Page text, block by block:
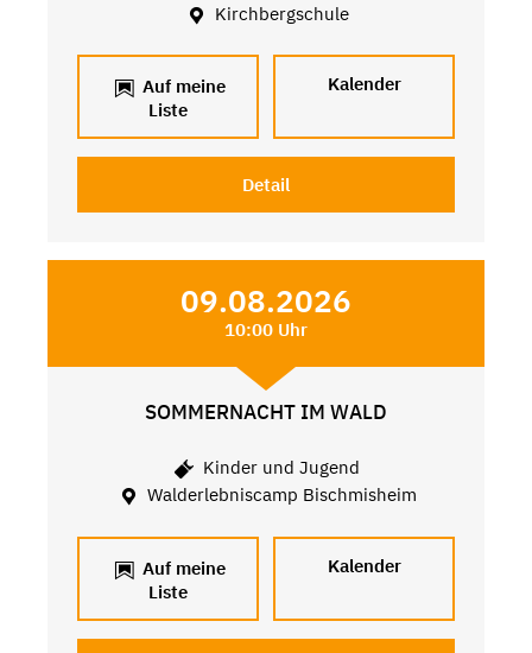
Kirchbergschule
Auf meine
Liste
Kalender
Detail
09.08.2026
10:00 Uhr
SOMMERNACHT IM WALD
Kinder und Jugend
Walderlebniscamp Bischmisheim
Auf meine
Liste
Kalender